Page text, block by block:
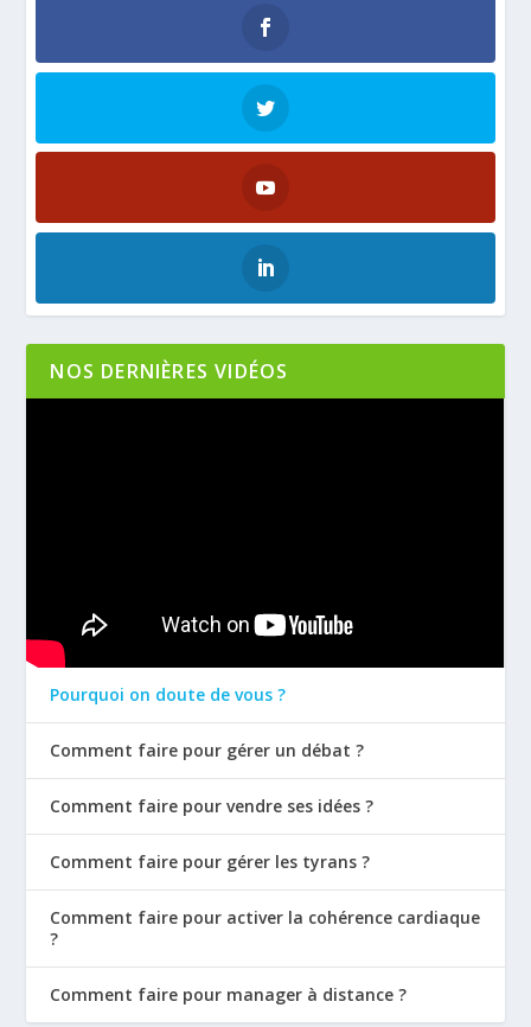
NOS DERNIÈRES VIDÉOS
Pourquoi on doute de vous ?
Comment faire pour gérer un débat ?
Comment faire pour vendre ses idées ?
Comment faire pour gérer les tyrans ?
Comment faire pour activer la cohérence cardiaque
?
Comment faire pour manager à distance ?